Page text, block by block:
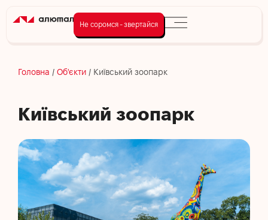
Не соромся - звертайся
Головна / Об'єкти / Київський зоопарк
Київський зоопарк